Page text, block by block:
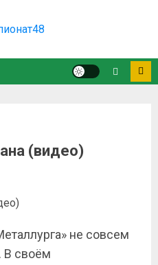
(видео)
не совсем
В своём